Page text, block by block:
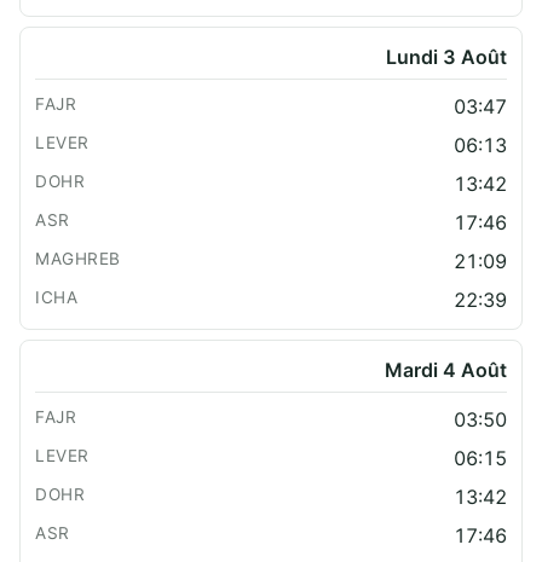
Lundi 3 Août
03:47
06:13
13:42
17:46
21:09
22:39
Mardi 4 Août
03:50
06:15
13:42
17:46